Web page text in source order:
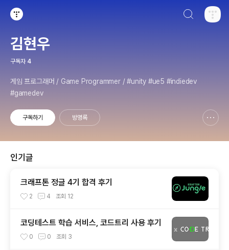
김현우
구독자 4
게임 프로그래머 / Game Programmer / #unity #ue5 #indiedev
#gamedev
구독하기 방명록
인기글
크래프톤 정글 4기 합격 후기
2 4 조회 12
코딩테스트 학습 서비스, 코드트리 사용 후기
0 0 조회 3